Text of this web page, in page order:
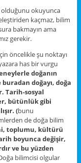
olduğunu okuyunca
kaçmaz, bilim
bakmayın ama
gerekir.
öncelikle şu noktayı
has bir vurgu
doğanın
doğayı, doğa
Tarih-sosyal
bütünlük gibi
(bunu
de doğa bilim
toplumu, kültürü
boyunca değişir,
ve bu yüzden
bilimcisi olgular